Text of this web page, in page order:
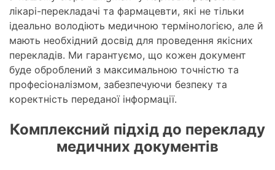
лікарі-перекладачі та фармацевти, які не тільки
ідеально володіють медичною термінологією, але й
мають необхідний досвід для проведення якісних
перекладів. Ми гарантуємо, що кожен документ
буде оброблений з максимальною точністю та
професіоналізмом, забезпечуючи безпеку та
коректність переданої інформації.
Комплексний підхід до перекладу
медичних документів